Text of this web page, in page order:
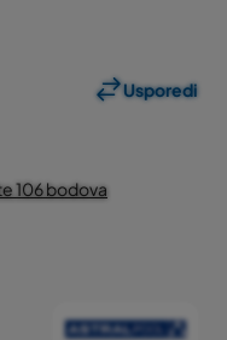
Usporedi
106 bodova